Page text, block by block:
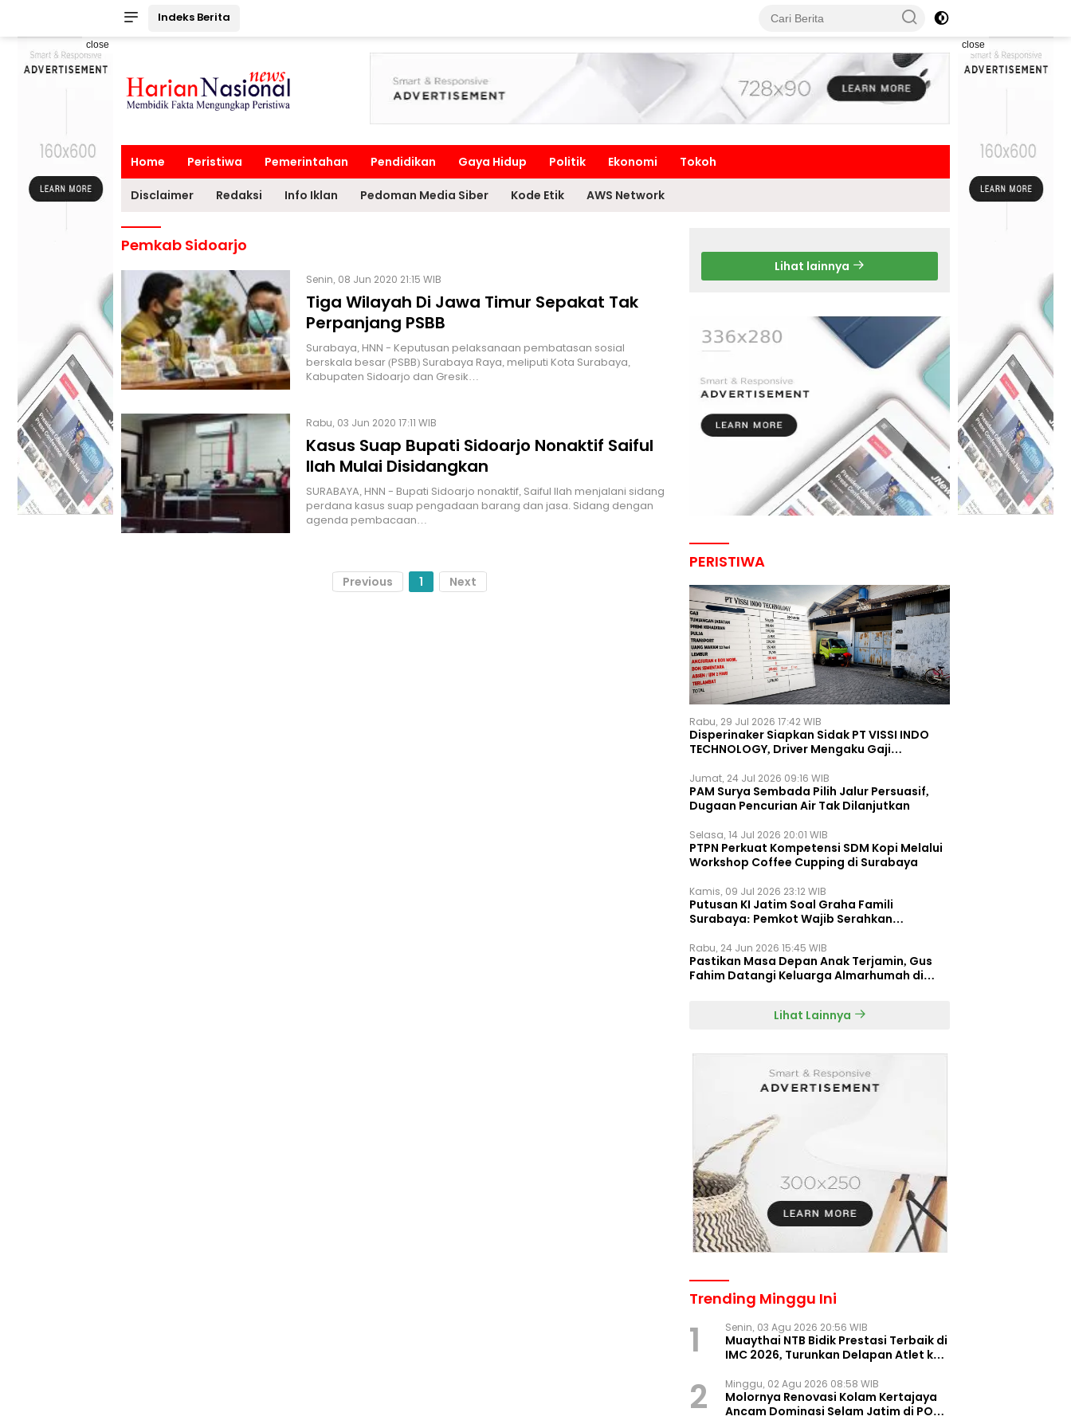
Indeks Berita
close close
Home Peristiwa Pemerintahan Pendidikan Gaya Hidup Politik Ekonomi Tokoh
Disclaimer Redaksi Info Iklan Pedoman Media Siber Kode Etik AWS Network
Pemkab Sidoarjo
Senin, 08 Jun 2020 21:15 WIB
Tiga Wilayah Di Jawa Timur Sepakat Tak
Perpanjang PSBB
Surabaya, HNN - Keputusan pelaksanaan pembatasan sosial
berskala besar (PSBB) Surabaya Raya, meliputi Kota Surabaya,
Kabupaten Sidoarjo dan Gresik…
Rabu, 03 Jun 2020 17:11 WIB
Kasus Suap Bupati Sidoarjo Nonaktif Saiful
Ilah Mulai Disidangkan
SURABAYA, HNN - Bupati Sidoarjo nonaktif, Saiful Ilah menjalani sidang
perdana kasus suap pengadaan barang dan jasa. Sidang dengan
agenda pembacaan…
Previous 1 Next
Lihat lainnya
PERISTIWA
Rabu, 29 Jul 2026 17:42 WIB
Disperinaker Siapkan Sidak PT VISSI INDO
TECHNOLOGY, Driver Mengaku Gaji
Jumat, 24 Jul 2026 09:16 WIB
PAM Surya Sembada Pilih Jalur Persuasif,
Dugaan Pencurian Air Tak Dilanjutkan
Selasa, 14 Jul 2026 20:01 WIB
PTPN Perkuat Kompetensi SDM Kopi Melalui
Workshop Coffee Cupping di Surabaya
Kamis, 09 Jul 2026 23:12 WIB
Putusan KI Jatim Soal Graha Famili
Surabaya: Pemkot Wajib Serahkan
Rabu, 24 Jun 2026 15:45 WIB
Pastikan Masa Depan Anak Terjamin, Gus
Fahim Datangi Keluarga Almarhumah di
Lihat Lainnya
Trending Minggu Ini
1 Senin, 03 Agu 2026 20:56 WIB
Muaythai NTB Bidik Prestasi Terbaik di
IMC 2026, Turunkan Delapan Atlet ke
2 Minggu, 02 Agu 2026 08:58 WIB
Molornya Renovasi Kolam Kertajaya
Ancam Dominasi Selam Jatim di PON